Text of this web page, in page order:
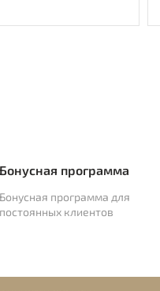
Бонусная программа
Бонусная программа для
постоянных клиентов